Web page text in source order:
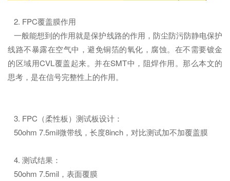
2. FPC覆盖膜作用
一般能想到的作用就是保护线路的作用，防尘防污防静电保护
线路不暴露在空气中，避免铜箔的氧化，腐蚀。在不需要镀金
的区域用CVL覆盖起来。并在SMT中，阻焊作用。那么本文的
思考，是在信号完整性上的作用。
3. FPC（柔性板）测试板设计：
50ohm 7.5mil微带线，长度8inch，对比测试加不加覆盖膜
4. 测试结果：
50ohm 7.5mil，表面覆膜